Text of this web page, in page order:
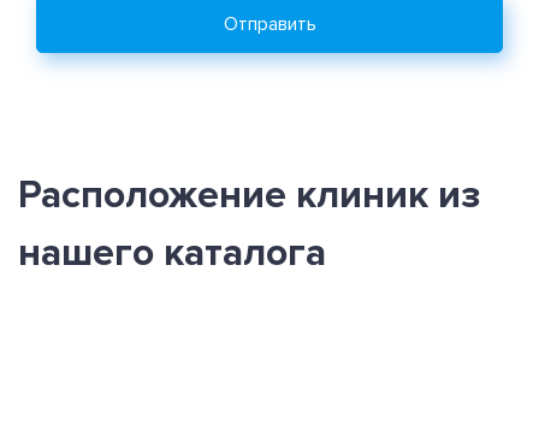
Отправить
Расположение клиник из
нашего каталога